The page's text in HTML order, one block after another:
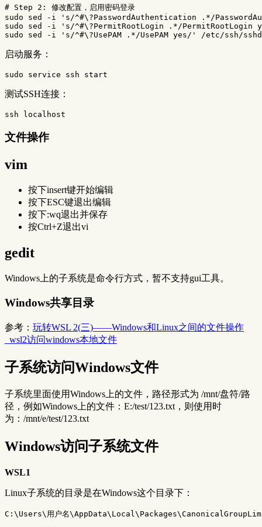
# Step 2: 修改配置，启用密码登录
sudo sed
-i
's/^#\?PasswordAuthentication .*/
sudo sed
-i
's/^#\?PermitRootLogin .*/PermitRootLogin
sudo sed
-i 's/^#\?UsePAM .*/UsePAM yes/'
启动服务：
sudo
测试SSH连接：
文件操作
vim
按下insert键开始编辑
按下ESC键退出编辑
按下:wq退出并保存
按Ctrl+Z退出vi
gedit
Windows上的子系统是命令行方式，暂不支持gui工具。
Windows共享目录
参考： 玩转WSL 2(三)——Windows和Linux之间的文件操作
_wsl2访问windows本地文件
子系统访问Windows文件
子系统里面使用Windows上的文件，路径形式为 /mnt/盘符/路
径，例如Windows上的文件：E:/test/123.txt，则使用时
为：/mnt/e/test/123.txt
Windows访问子系统文件
WSL1
Linux子系统的目录是在Windows这个目录下：
C:\Users\用户名